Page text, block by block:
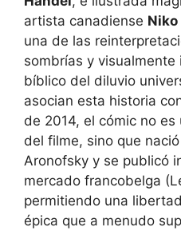
artista canadiense
una de las
sombrías y
bíblico del diluvio
asocian esta historia
de 2014, el cómic no
del filme, sino que
Aronofsky y se publicó
mercado francobelga
permitiendo una
épica que a menudo